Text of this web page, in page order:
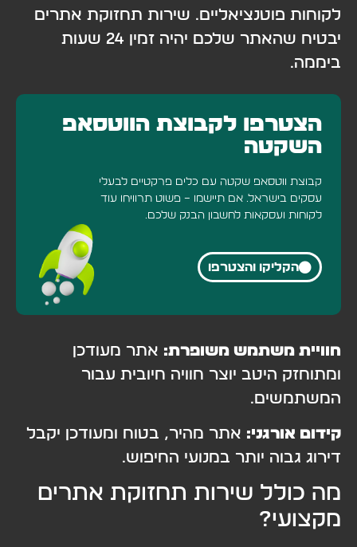
לקוחות פוטנציאליים. שירות תחזוקת אתרים
יבטיח שהאתר שלכם יהיה זמין 24 שעות
ביממה.
הצטרפו לקבוצת הווטסאפ
השקטה
קבוצת ווטסאפ שקטה עם כלים פרקטיים לבעלי
עסקים בישראל. אם תיישמו – פשוט תרוויחו עוד
לקוחות ועסקאות לחשבון הבנק שלכם.
הקליקו והצטרפו
חוויית משתמש משופרת: אתר מעודכן
ומתוחזק היטב יוצר חוויה חיובית עבור
המשתמשים.
קידום אורגני: אתר מהיר, בטוח ומעודכן יקבל
דירוג גבוה יותר במנועי החיפוש.
מה כולל שירות תחזוקת אתרים
מקצועי?